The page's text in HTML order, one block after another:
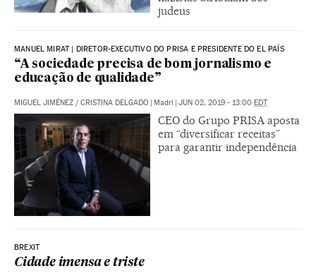
judeus
MANUEL MIRAT | DIRETOR-EXECUTIVO DO PRISA E PRESIDENTE DO EL PAÍS
“A sociedade precisa de bom jornalismo e
educação de qualidade”
MIGUEL JIMÉNEZ / CRISTINA DELGADO | Madri | JUN 02, 2019 - 13:00 EDT
CEO do Grupo PRISA aposta
em “diversificar receitas”
para garantir independência
BREXIT
Cidade imensa e triste